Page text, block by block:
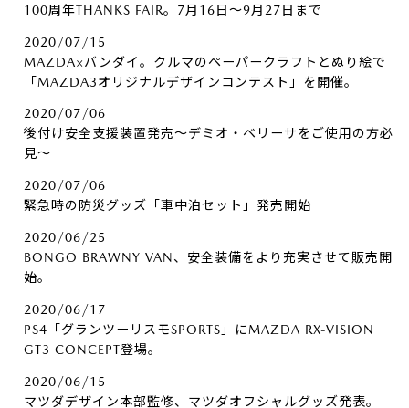
100周年THANKS FAIR。7月16日～9月27日まで
2020/07/15
MAZDA×バンダイ。クルマのペーパークラフトとぬり絵で
「MAZDA3オリジナルデザインコンテスト」を開催。
2020/07/06
後付け安全支援装置発売～デミオ・ベリーサをご使用の方必
見～
2020/07/06
緊急時の防災グッズ「車中泊セット」発売開始
2020/06/25
BONGO BRAWNY VAN、安全装備をより充実させて販売開
始。
2020/06/17
PS4「グランツーリスモSPORTS」にMAZDA RX-VISION
GT3 CONCEPT登場。
2020/06/15
マツダデザイン本部監修、マツダオフシャルグッズ発表。